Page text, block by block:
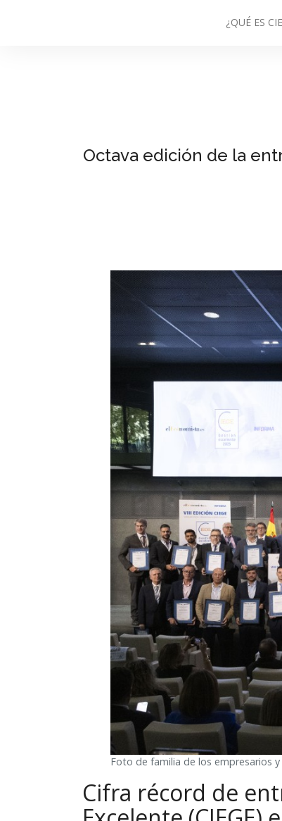
¿QUÉ ES
Octava edición de la
Foto de familia de los empresarios
Cifra récord de